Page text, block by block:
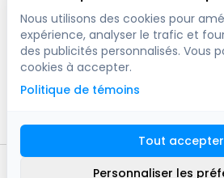
1200 W 73rd Ave #1415, Vancouver, BC,
Calgary
444 5 Ave SW #400 Calgary, AB, T2P 2T8,
2016 -2026
Nous utilisons des cookies pour
expérience, analyser le trafic et
des publicités personnalisés. Vous
cookies à accepter.
Politique de témoins
Tout accepter
Personnaliser les